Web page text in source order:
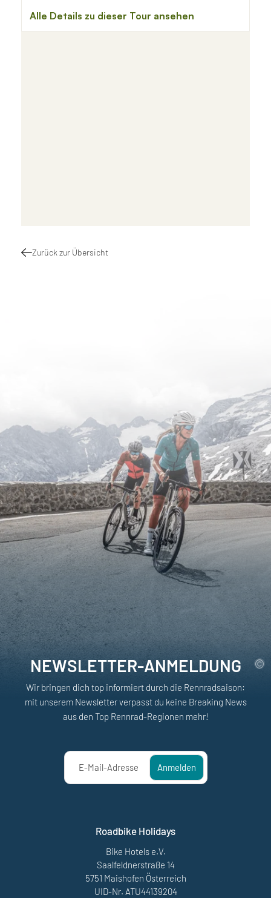
Zurück zur Übersicht
NEWSLETTER-ANMELDUNG
Wir bringen dich top informiert durch die Rennradsaison:
mit unserem Newsletter verpasst du keine Breaking News
aus den Top Rennrad-Regionen mehr!
E-Mail-Adresse Anmelden
Roadbike Holidays
Bike Hotels e.V.
Saalfeldnerstraße 14
5751 Maishofen Österreich
UID-Nr. ATU44139204